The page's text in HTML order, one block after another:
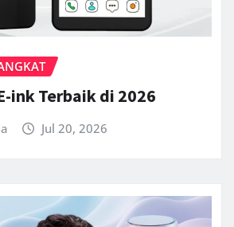
ink Terbaik di 2026
Jul 20, 2026